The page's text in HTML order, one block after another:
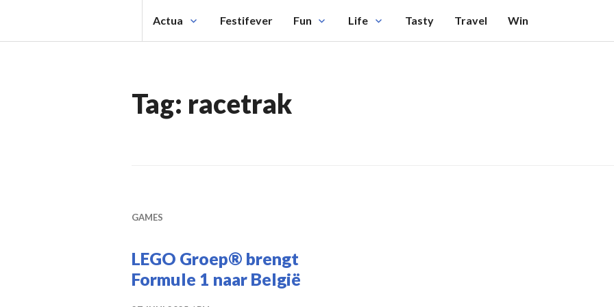
Actua Festifever Fun Life Tasty Travel Win
Tag: racetrak
GAMES
LEGO Groep® brengt
Formule 1 naar België